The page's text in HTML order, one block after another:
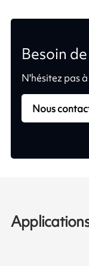
Besoin
N'hésitez pas
Nous